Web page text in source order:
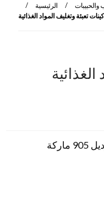
الرئيسية
والحبيبات
تعبئة وتغليف المواد الغذائية
‏‏ماكينات تعبئة وتغليف المواد الغذائية موديل 905 ماركة